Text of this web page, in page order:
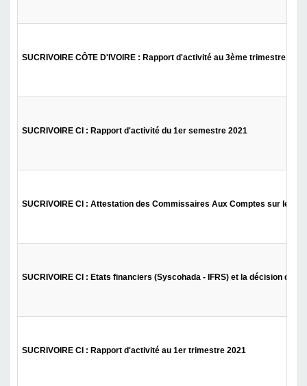
SUCRIVOIRE CÔTE D'IVOIRE : Rapport d'activité au 3ème trimestre 2021
SUCRIVOIRE CI : Rapport d'activité du 1er semestre 2021
SUCRIVOIRE CI : Attestation des Commissaires Aux Comptes sur le
SUCRIVOIRE CI : Etats financiers (Syscohada - IFRS) et la décision
SUCRIVOIRE CI : Rapport d'activité au 1er trimestre 2021